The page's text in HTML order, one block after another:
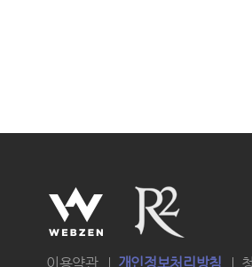
이용약관 개인정보처리방침